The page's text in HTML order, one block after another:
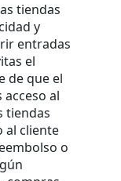
tiendas
y
entradas
el
de que el
al
tiendas
al cliente
o